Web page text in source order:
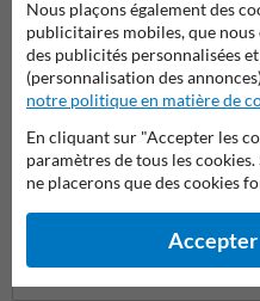
Nous plaçons également des
publicitaires mobiles, que
des publicités personnalisées
(personnalisation des
notre politique en matière de
En cliquant sur "Accepter les
paramètres de tous les
ne placerons que des cookies
Accepter